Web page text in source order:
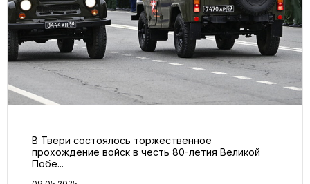
В Твери состоялось торжественное
прохождение войск в честь 80-летия Великой
Побе...